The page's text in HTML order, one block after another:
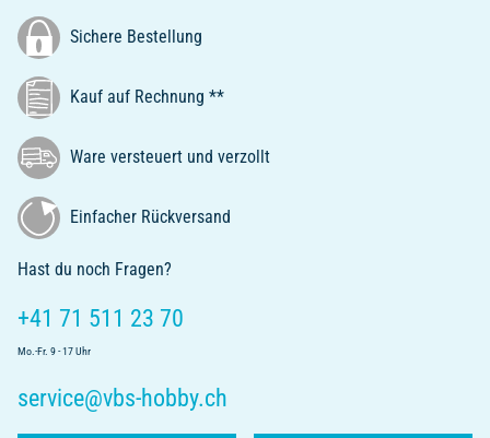
Sichere Bestellung
Kauf auf Rechnung **
Ware versteuert und verzollt
Einfacher Rückversand
Hast du noch Fragen?
+41 71 511 23 70
Mo.-Fr. 9 - 17 Uhr
service@vbs-hobby.ch